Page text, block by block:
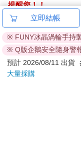
提醒您！！
金石堂及銀行均不會
ATM提款機，請不要
退換貨須知：
**提醒您，鑑賞期不
依據「消費者保護
立即結帳
※ FUNY冰晶渦輪手持
※ Q版企鵝安全隨身警
預計 2026/08/11 出貨
大量採購